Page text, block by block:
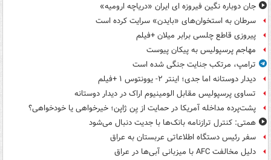
جان دوباره نگین فیروزه ای ایران «دریاچه ارومیه»
سرطان به استخوان‌های «بایدن» سرایت کرده است
پیروزی قاطع چلسی برابر میلان +فیلم
مهاجم پرسپولیس به پیکان پیوست
ترامپ، مرتکب جنایت جنگی شده است
دیدار دوستانه اما جدی؛ اینتر ۲- یوونتوس ۱ +فیلم
تساوی پرسپولیس مقابل الومینیوم اراک در دیدار دوستانه
پشت‌پرده مداخله آمریکا در حمایت از یِن ژاپن؛ خیرخواهی یا خودخواهی؟
همتی: کنترل ترازنامه بانک‌ها با جدیت دنبال می‌شود
سفر رئیس دستگاه اطلاعاتی عربستان به عراق
دلیل مخالفت AFC با میزبانی آبی‌ها در عراق